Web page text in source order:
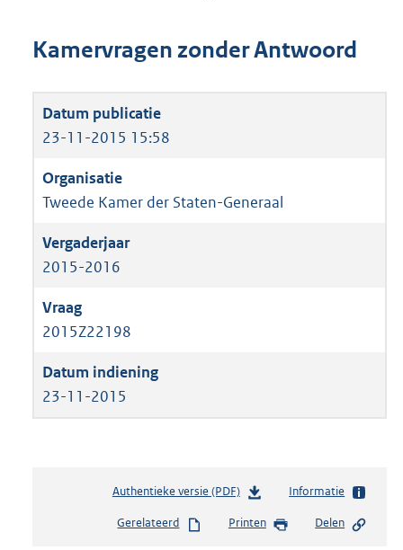
Kamervragen zonder Antwoord
23-11-2015 15:58
Tweede Kamer der Staten-Generaal
2015-2016
2015Z22198
23-11-2015
Authentieke versie (PDF)b
s
Informatie
Gerelateerd Printen Delen